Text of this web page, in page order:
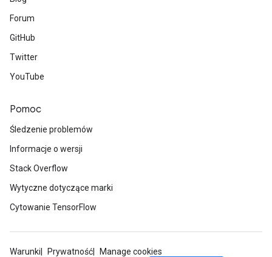
Forum
GitHub
Twitter
YouTube
Pomoc
Śledzenie problemów
Informacje o wersji
Stack Overflow
Wytyczne dotyczące marki
Cytowanie TensorFlow
Warunki Prywatność
Manage cookies